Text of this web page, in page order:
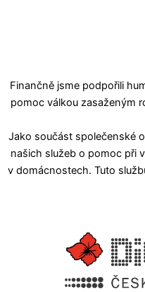
Finančně jsme podpořili
pomoc válkou zasaženým
Jako součást společenské
našich služeb o pomoc při
v domácnostech. Tuto